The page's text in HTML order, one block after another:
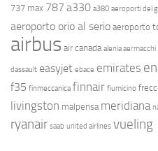
737 max 787 a330 a380 aeroporti del
aeroporto orio al serio aeroporto
airbus air canada alenia aermacchi
dassault easyjet ebace emirates
f35 finmeccanica finnair fiumicino
livingston malpensa meridiana
ryanair saab united airlines vueling